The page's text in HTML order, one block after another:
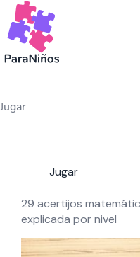
Saltar
contenido
Jugar
Jugar
29 acertijos
explicada por nivel